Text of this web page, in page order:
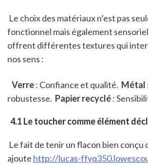
fonctionnel mais également
offrent différentes textures qui
nos sens :
Verre : Confiance et qualité. Métal
robustesse. Papier recyclé :
4.1 Le toucher comme élément
ajoute http://lucas-